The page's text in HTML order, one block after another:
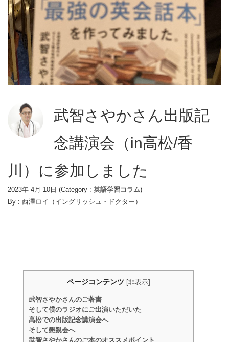
武智さやかさん出版記
念講演会（in高松/香
川）に参加しました
2023年 4月 10日 (Category :英語学習コラム)
By : 西澤ロイ（イングリッシュ・ドクター）
ページコンテンツ 非表示]
武智さやかさんのご著書
そして僕のラジオにご出演いただいた
高松での出版記念講演会へ
そして懇親会へ
武智さやかさんのご本のオススメポイント